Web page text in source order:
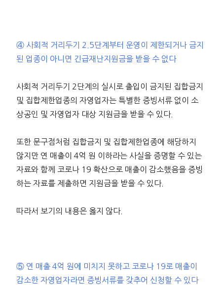
④ 사회적 거리두기 2.5단계부터 운영이 제한되거나 금지
된 업종이 아니면 긴급재난지원금을 받을 수 없다
사회적 거리두기 2단계의 실시로 출입이 금지된 집합금지
및 집합제한업종의 자영업자는 특별한 증빙서류 없이 소
상공인 및 자영업자 대상 지원금을 받을 수 있다.
또한 문구점처럼 집합금지 및 집합제한업종에 해당하지
않지만 연 매출이 4억 원 이하라는 사실을 증명할 수 있는
자료와 함께 코로나 19 확산으로 매출이 감소했음을 증빙
하는 자료를 제출하면 지원금을 받을 수 있다.
따라서 보기의 내용은 옳지 않다.
⑤ 연 매출 4억 원에 미치지 못하고 코로나 19로 매출이
감소한 자영업자라면 증빙서류를 갖추어 신청할 수 있다